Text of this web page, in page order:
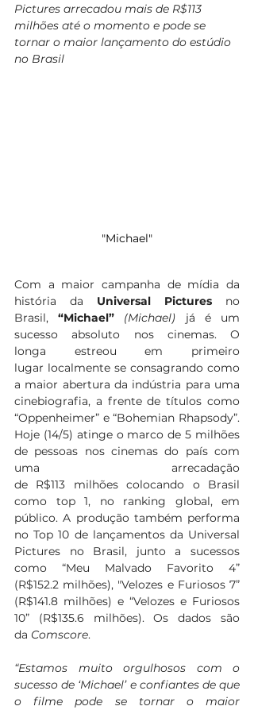
Pictures arrecadou mais de R$113
milhões até o momento e pode se
tornar o maior lançamento do estúdio
no Brasil
"Michael"
Com a maior campanha de mídia da
história da Universal Pictures no
Brasil, “Michael” (Michael)
já é um
sucesso absoluto nos cinemas. O
longa estreou em primeiro
lugar localmente se consagrando como
a maior abertura da indústria para uma
cinebiografia, a frente de títulos como
“Oppenheimer” e “Bohemian Rhapsody”.
Hoje (14/5) atinge o marco de 5 milhões
de pessoas nos cinemas do país com
uma arrecadação
de R$113 milhões colocando o Brasil
como top 1, no ranking global, em
público. A produção também performa
no Top 10 de lançamentos da Universal
Pictures no Brasil, junto a sucessos
como “Meu Malvado Favorito 4”
(R$152.2 milhões), "Velozes e Furiosos 7”
(R$141.8 milhões) e “Velozes e Furiosos
10” (R$135.6 milhões). Os dados são
da Comscore.
“Estamos muito orgulhosos com o
sucesso de ‘Michael’ e confiantes de que
o filme pode se tornar o maior